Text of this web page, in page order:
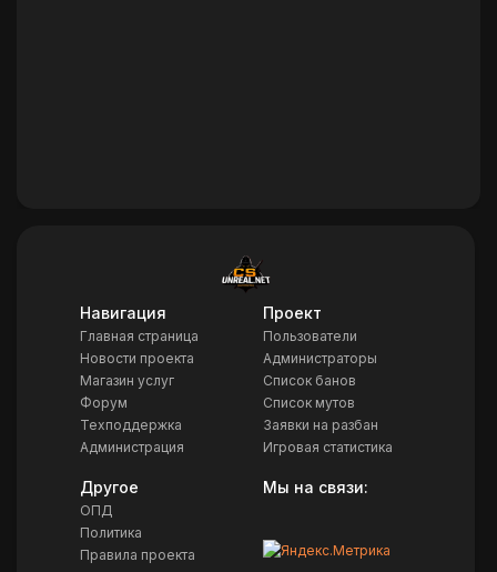
Навигация
Главная страница
Новости проекта
Магазин услуг
Форум
Техподдержка
Администрация
Проект
Пользователи
Администраторы
Список банов
Список мутов
Заявки на разбан
Игровая статистика
Другое
ОПД
Политика
Правила проекта
Мы на связи: